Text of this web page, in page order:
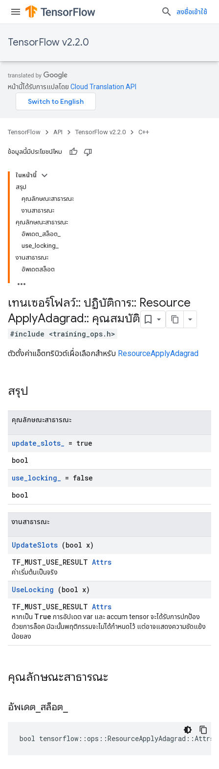
ลงชื่อเข้าใช้
TensorFlow v2.2.0
หน้านี้ได้รับการแปลโดย Cloud Translation API
TensorFlow API TensorFlow v2.2.0 C++
ข้อมูลนี้มีประโยชน์ไหม
ในหน้านี้
สรุป
คุณลักษณะสาธารณะ
งานสาธารณะ
คุณลักษณะสาธารณะ
อัพเดต_สล็อต_
use_locking_
งานสาธารณะ
อัพเดตสล็อต
เทนเซอร์โฟลว์:: ปฏิบัติการ:: Resource
ApplyAdagrad:: คุณสมบัติ
#include <training_ops.h>
ตัวตั้งค่าแอ็ตทริบิวต์เผื่อเลือกสำหรับ ResourceApplyAdagrad
สรุป
คุณลักษณะสาธารณะ
update_slots_ = true
bool
use_locking_ = false
bool
งานสาธารณะ
UpdateSlots (bool x)
TF_MUST_USE_RESULT Attrs
ค่าเริ่มต้นเป็นจริง
UseLocking (bool x)
TF_MUST_USE_RESULT Attrs
หากเป็น True การอัปเดต var และ accum tensor จะได้รับการปกป้อง
ด้วยการล็อค มิฉะนั้นพฤติกรรมจะไม่ได้กำหนดไว้ แต่อาจแสดงความขัดแย้ง
น้อยลง
คุณลักษณะสาธารณะ
อัพเดต สล็อต
bool